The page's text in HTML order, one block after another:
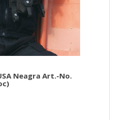
Neagra Art.-No.